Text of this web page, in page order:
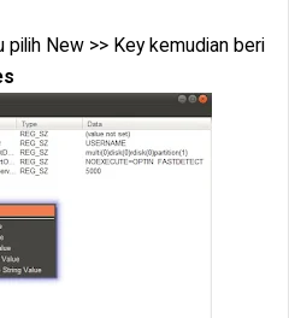
pilih New >> Key kemudian beri